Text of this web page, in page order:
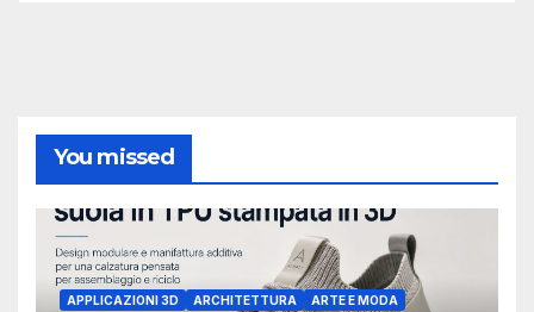
You missed
APPLICAZIONI 3D ARCHITETTURA ARTE E MODA